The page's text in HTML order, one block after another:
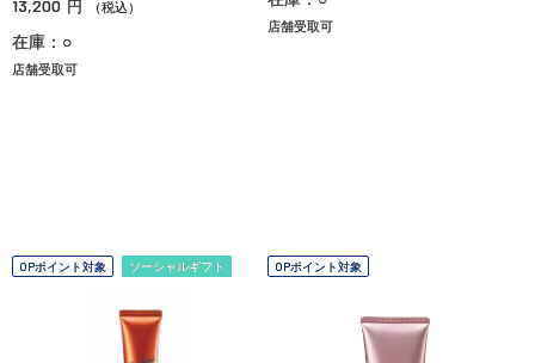
13,200 円 （税込）
在庫：○
店舗受取可
店舗受取可
OPポイント対象 ソーシャルギフト OPポイント対象